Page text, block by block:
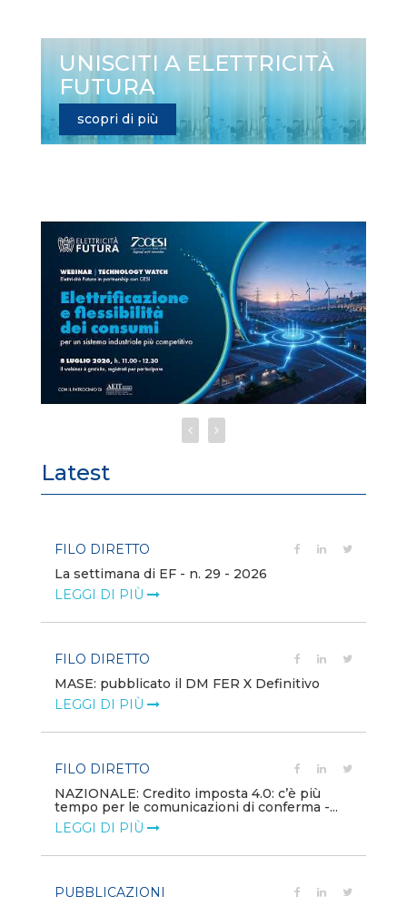
UNISCITI A ELETTRICITÀ
FUTURA
scopri di più
Latest
FILO DIRETTO
La settimana di EF - n. 29 - 2026
LEGGI DI PIÙ
FILO DIRETTO
MASE: pubblicato il DM FER X Definitivo
LEGGI DI PIÙ
FILO DIRETTO
NAZIONALE: Credito imposta 4.0: c’è più
tempo per le comunicazioni di conferma -...
LEGGI DI PIÙ
PUBBLICAZIONI